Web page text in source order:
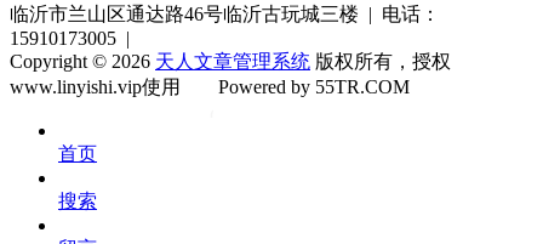
临沂市兰山区通达路46号临沂古玩城三楼 | 电话：
15910173005 |
Copyright © 2026 天人文章管理系统 版权所有，授权
www.linyishi.vip使用
Powered by 55TR.COM
首页
搜索